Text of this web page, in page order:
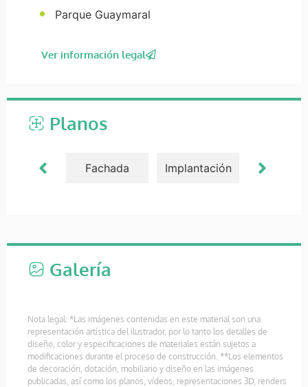
Parque Guaymaral
Ver información legal
Planos
Fachada Implantación
Galería
Nota legal: *Las imágenes contenidas en este material son una
representación artística del ilustrador, por lo tanto los detalles de
diseño, color y especificaciones de materiales están sujetos a
modificaciones durante el proceso de construcción. **Los elementos
de decoración, dotación, mobiliario y diseño en las imágenes
publicadas, así como los planos, vídeos, representaciones 3D, renders